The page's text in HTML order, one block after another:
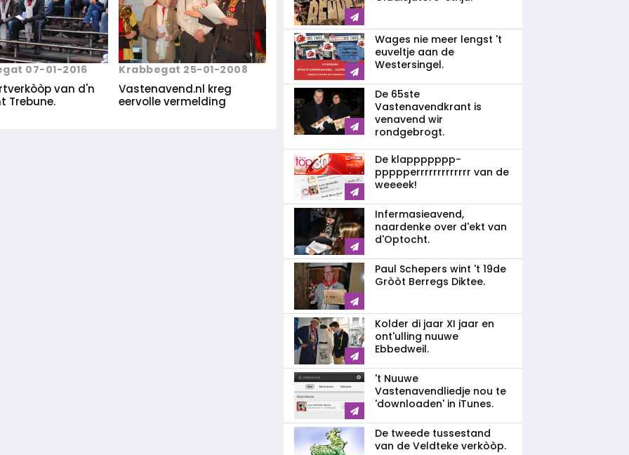
07-01-2016
van d'n
Trebune.
Krabbegat 25-01-2008
Vastenavend.nl kreg
eervolle vermelding
Wages nie meer lengst 't
euveltje aan de
Westersingel.
De 65ste
Vastenavendkrant is
venavend wir
rondgebrogt.
De klappppppp­
ppppperrrrrrrrrrrrr van de
weeeek!
Infermasieavend,
naardenke over d'ekt van
d'Optocht.
Paul Schepers wint 't 19de
Gròòt Berregs Diktee.
Kolder di jaar XI jaar en
ont'ulling nuuwe
Ebbedweil.
't Nuuwe
Vastenavendliedje nou te
'downloaden' in iTunes.
De tweede tussestand
van de Veldteke verkòòp.